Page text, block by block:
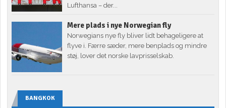
Lufthansa – der...
Mere plads i nye Norwegian fly
Norwegians nye fly bliver lidt behageligere at
flyve i. Færre sæder, mere benplads og mindre
støj, lover det norske lavprisselskab.
BANGKOK